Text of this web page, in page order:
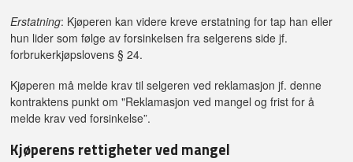
Erstatning: Kjøperen kan videre kreve erstatning for tap han eller
hun lider som følge av forsinkelsen fra selgerens side jf.
forbrukerkjøpslovens § 24.
Kjøperen må melde krav til selgeren ved reklamasjon jf. denne
kontraktens punkt om "Reklamasjon ved mangel og frist for å
melde krav ved forsinkelse”.
Kjøperens rettigheter ved mangel